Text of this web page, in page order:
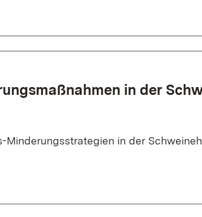
in der
Minderungsstrategien in der